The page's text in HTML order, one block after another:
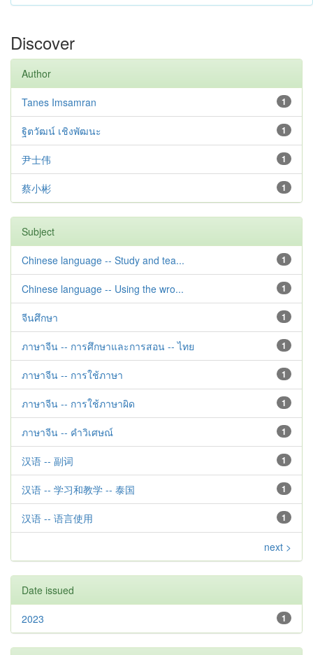
Discover
Author
1
Tanes Imsamran
1
ฐิตวัฒน์ เชิงพัฒนะ
1
尹士伟
1
蔡小彬
Subject
1
Chinese language -- Study and tea...
1
Chinese language -- Using the wro...
1
จีนศึกษา
1
ภาษาจีน -- การศึกษาและการสอน -- ไทย
1
ภาษาจีน -- การใช้ภาษา
1
ภาษาจีน -- การใช้ภาษาผิด
1
ภาษาจีน -- คำวิเศษณ์
1
汉语 -- 副词
1
汉语 -- 学习和教学 -- 泰国
1
汉语 -- 语言使用
next >
Date issued
1
2023